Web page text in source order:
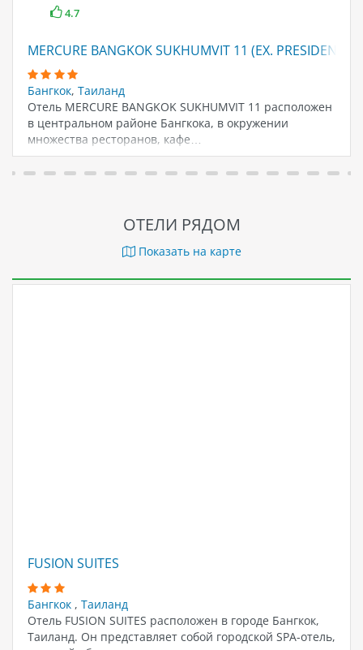
4.7
MERCURE BANGKOK SUKHUMVIT 11 (EX. PRESIDENT
Бангкок, Таиланд
Отель MERCURE BANGKOK SUKHUMVIT 11 расположен
в центральном районе Бангкока, в окружении
множества ресторанов, кафе…
ОТЕЛИ РЯДОМ
Показать на карте
FUSION SUITES
Бангкок , Таиланд
Отель FUSION SUITES расположен в городе Бангкок,
Таиланд. Он представляет собой городской SPA-отель,